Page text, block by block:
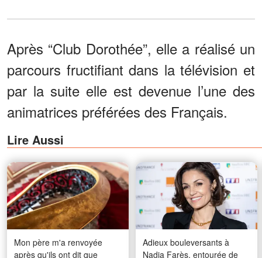
Après “Club Dorothée”, elle a réalisé un
parcours fructifiant dans la télévision et
par la suite elle est devenue l’une des
animatrices préférées des Français.
Lire Aussi
Mon père m'a renvoyée
après qu'ils ont dit que
Adieux bouleversants à
Nadia Farès, entourée de